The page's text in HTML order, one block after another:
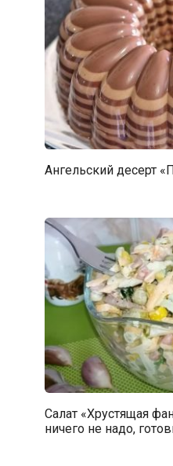
Ангельский десерт
Салат «Хрустящая
ничего не надо,